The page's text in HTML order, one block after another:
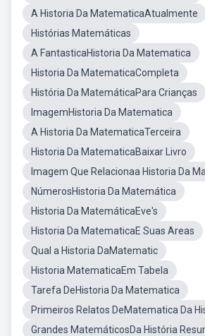
A Historia Da MatematicaAtualmente
Histórias Matemáticas
A FantasticaHistoria Da Matematica
Historia Da MatematicaCompleta
História Da MatemáticaPara Crianças
ImagemHistoria Da Matematica
A Historia Da MatematicaTerceira
Historia Da MatematicaBaixar Livro
Imagem Que Relacionaa Historia Da
NúmerosHistoria Da Matemática
Historia Da MatemáticaEve's
Historia Da MatematicaE Suas Areas
Qual a Historia DaMatematic
Historia MatematicaEm Tabela
Tarefa DeHistoria Da Matematica
Primeiros Relatos DeMatematica Da
Grandes MatemáticosDa História